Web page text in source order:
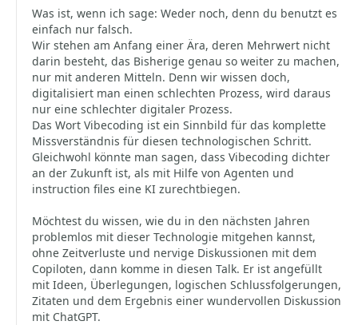
Was ist, wenn ich sage: Weder noch, denn du benutzt es
einfach nur falsch.
Wir stehen am Anfang einer Ära, deren Mehrwert nicht
darin besteht, das Bisherige genau so weiter zu machen,
nur mit anderen Mitteln. Denn wir wissen doch,
digitalisiert man einen schlechten Prozess, wird daraus
nur eine schlechter digitaler Prozess.
Das Wort Vibecoding ist ein Sinnbild für das komplette
Missverständnis für diesen technologischen Schritt.
Gleichwohl könnte man sagen, dass Vibecoding dichter
an der Zukunft ist, als mit Hilfe von Agenten und
instruction files eine KI zurechtbiegen.
Möchtest du wissen, wie du in den nächsten Jahren
problemlos mit dieser Technologie mitgehen kannst,
ohne Zeitverluste und nervige Diskussionen mit dem
Copiloten, dann komme in diesen Talk. Er ist angefüllt
mit Ideen, Überlegungen, logischen Schlussfolgerungen,
Zitaten und dem Ergebnis einer wundervollen Diskussion
mit ChatGPT.